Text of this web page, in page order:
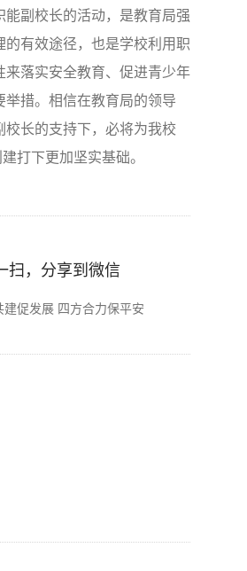
副校长的活动，是教育局强
的有效途径，也是学校利用职
来落实安全教育、促进青少年
举措。相信在教育局的领导
校长的支持下，必将为我校
打下更加坚实基础。
扫，分享到微信